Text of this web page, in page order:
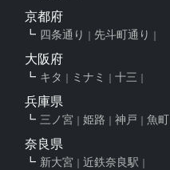
京都府
四条通り 先斗町通り
大阪府
キタ ミナミ 十三
兵庫県
三ノ宮 姫路 神戸 魚町
奈良県
新大宮 近鉄奈良駅